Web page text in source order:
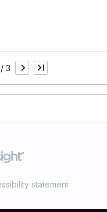
3
statement